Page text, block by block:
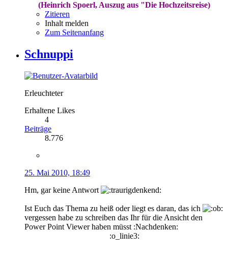
(Heinrich Spoerl, Auszug aus "Die Hochzeitsreise)
Zitieren
Inhalt melden
Zum Seitenanfang
Schnuppi
Erleuchteter
Erhaltene Likes
4
Beiträge
8.776
25. Mai 2010, 18:49
Hm, gar keine Antwort
Ist Euch das Thema zu heiß oder liegt es daran, das ich
vergessen habe zu schreiben das Ihr für die Ansicht den
Power Point Viewer haben müsst :Nachdenken:
:o_linie3: